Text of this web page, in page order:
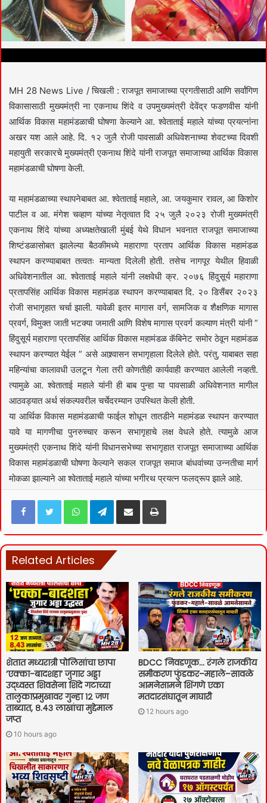
MH 28 News Live / चिखली : राजपूत समाजाच्या प्रगतीसाठी आणि सर्वांगिण
विकासासाठी मुख्यमंत्री ना एकनाथ शिंदे व उपमुख्यमंत्री देवेंद्र फडणवीस यांनी
आर्थिक विकास महामंडळाची घोषणा केल्याने आ. श्वेताताई महाले यांच्या प्रयत्नांना
अखर यश आले आहे. दि. १२ जुलै रोजी पावसाळी अधिवेशनाच्या शेवटच्या दिवशी
महायुती सरकारचे मुख्यमंत्री एकनाथ शिंदे यांनी राजपूत समाजाच्या आर्थिक विकास
महामंडळाची घोषणा केली.
या महामंडळाच्या स्थापनेबाबत आ. श्वेताताई महाले, आ. जयकुमार रावल, आ किशोर
पाटील व आ. मंगेश चव्हाण यांच्या नेतृत्वात दि २५ जुलै २०२३ रोजी मुख्यमंत्री
एकनाथ शिंदे यांच्या अध्यक्षतेखाली मुंबई येथे विधान भवनात राजपूत समाजाच्या
शिष्टंडळासोबत झालेल्या बैठकीमध्ये महाराणा प्रताप आर्थिक विकास महामंडळ
स्थापन करण्याबाबत तत्वतः मान्यता दिलेली होती. तसेच नागपूर येथील हिवाळी
अधिवेशनातील आ. श्वेताताई महाले यांनी लक्षवेधी क्र. २०७६ हिंदुसूर्य महाराणा
प्रतापसिंह आर्थिक विकास महामंडळ स्थापन करण्याबाबत दि. २० डिसैंबर २०२३
रोजी सभागृहात चर्चा झाली. यावेळी इतर मागास वर्ग, सामजिक व शैक्षणिक मागास
प्रवर्ग, विमुक्त जाती भटक्या जमाती आणि विशेष मागास प्रवर्ग कल्याण मंत्री यांनी ”
हिंदुसूर्य महाराणा प्रतापसिंह आर्थिक विकास महामंडळ कॅबिनेट समोर ठेवून महामंडळ
स्थापन करण्यात येईल ” असे आश्र्वासन सभागृहाला दिलेले होते. परंतु, याबाबत सहा
महिन्यांचा कालावधी उलटून गेला तरी कोणतीही कार्यवाही करण्यात आलेली नव्हती.
त्यामुळे आ. श्वेताताई महाले यांनी ही बाब पुन्हा या पावसाळी अधिवेशनात मागील
आठवड्यात अर्थ संकल्पवरील चर्चेदरम्यान उपस्थित केली होती.
या आर्थिक विकास महामंडळाची फाईल शोधून तातडीने महामंडळ स्थापन करण्यात
यावे या मागणीचा पुनरुच्चार करून सभागृहाचे लक्ष वेधले होते. त्यामुळे आज
मुख्यमंत्री एकनाथ शिंदे यांनी विधानसभेच्या सभागृहात राजपूत समाजाच्या आर्थिक
विकास महामंडळाची घोषणा केल्याने सकल राजपूत समाज बांधवांच्या उन्नतीचा मार्ग
मोकळा झाल्याने आ श्वेताताई महाले यांच्या भगीरथ प्रयत्न फलद्रूप झाले आहे.
FacebookTwitterWhatsAppTelegramShare via Email Print
Related Articles
शेतात मध्यरात्री पोलिसांचा छापा
‘एक्का-बादशहा’ जुगार अड्डा
उद्ध्वस्त शिवसेना शिंदे गटाच्या
तालुकाप्रमुखावर गुन्हा १२ जण
ताब्यात, ८.४३ लाखांचा मुद्देमाल
जप्त
10 hours ago
BDCC निवडणूक… रंगले राजकीय
समीकरण फुंडकर–महाले–सावळे
आमनेसामने शिंगणे एका
मतदारसंघातून माघारी
12 hours ago